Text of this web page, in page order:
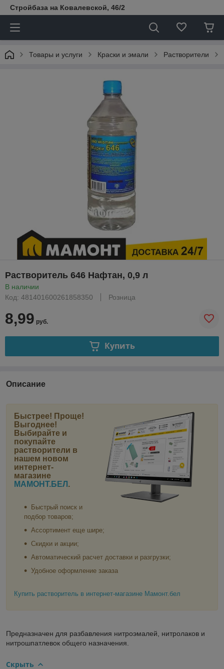
Стройбаза на Ковалевской, 46/2
Товары и услуги Краски и эмали Растворители
Растворитель 646 Нафтан, 0,9 л
В наличии
Код: 481401600261858350
Розница
8,99 руб.
Купить
Описание
Быстрее! Проще!
Выгоднее!
Выбирайте и
покупайте
растворители в
нашем новом
интернет-
магазине
МАМОНТ.БЕЛ .
Быстрый поиск и
подбор товаров;
Ассортимент еще шире;
Скидки и акции;
Автоматический расчет доставки и разгрузки;
Удобное оформление заказа
Купить растворитель в интернет-магазине Мамонт.бел
Предназначен для разбавления нитроэмалей, нитролаков и
нитрошпатлевок общего назначения.
Скрыть